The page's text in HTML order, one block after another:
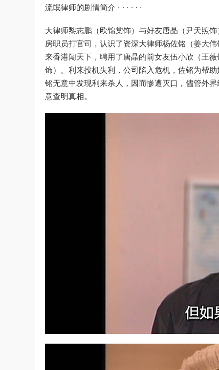
流氓律师的剧情简介 · · · · · ·
大律师黎志鹏（欧锦棠饰）与好友唐晶（尹天照
房职员打官司，认识了资深大律师杨佐铭（姜大
来香港闯天下，聘用了唐晶的前女友伍小欣（王
饰）。利来投机失利，公司陷入危机，佐铭为帮
铭无意中发现利来杀人，因而惨遭灭口，儘管外
意查明真相。